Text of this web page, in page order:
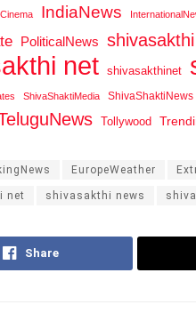
IndiaNews
PoliticalNews shivasakthi
net shivasakthinet
ShivaShaktiMedia ShivaShaktiNews
Tollywood
EuropeWeather
net shivasakthi news
Share